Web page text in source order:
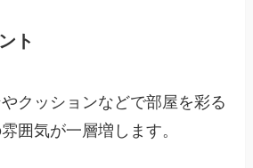
ト
クッションなどで部屋を彩る
囲気が一層増します。